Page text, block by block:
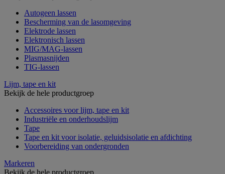
Autogeen lassen
Bescherming van de lasomgeving
Elektrode lassen
Elektronisch lassen
MIG/MAG-lassen
Plasmasnijden
TIG-lassen
Lijm, tape en kit
Bekijk de hele productgroep
Accessoires voor lijm, tape en kit
Industriële en onderhoudslijm
Tape
Tape en kit voor isolatie, geluidsisolatie en afdichting
Voorbereiding van ondergronden
Markeren
Bekijk de hele productgroep